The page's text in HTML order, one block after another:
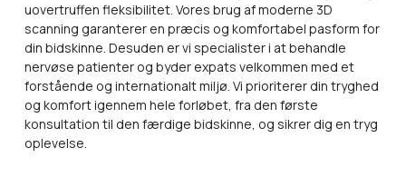
uovertruffen fleksibilitet. Vores brug af moderne 3D
scanning garanterer en præcis og komfortabel pasform for
din bidskinne. Desuden er vi specialister i at behandle
nervøse patienter og byder expats velkommen med et
forstående og internationalt miljø. Vi prioriterer din tryghed
og komfort igennem hele forløbet, fra den første
konsultation til den færdige bidskinne, og sikrer dig en tryg
oplevelse.